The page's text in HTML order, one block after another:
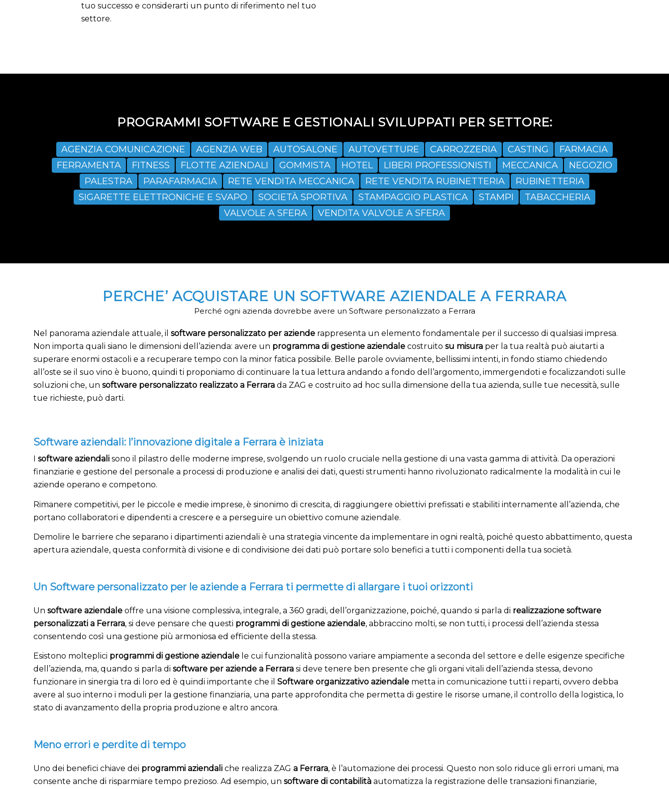
tuo successo e considerarti un punto di riferimento nel tuo
settore.
PROGRAMMI SOFTWARE E GESTIONALI SVILUPPATI PER SETTORE:
AGENZIA COMUNICAZIONE AGENZIA WEB AUTOSALONE AUTOVETTURE CARROZZERIA CASTING
FARMACIA
FERRAMENTA
FITNESS FLOTTE AZIENDALI GOMMISTA HOTEL LIBERI PROFESSIONISTI MECCANICA
NEGOZIO
PALESTRA
PARAFARMACIA RETE VENDITA MECCANICA RETE VENDITA RUBINETTERIA
RUBINETTERIA
SIGARETTE ELETTRONICHE E SVAPO
SOCIETÀ SPORTIVA STAMPAGGIO PLASTICA STAMPI
TABACCHERIA
VALVOLE A SFERA
VENDITA VALVOLE A SFERA
PERCHE’ ACQUISTARE UN SOFTWARE AZIENDALE A FERRARA
Perché ogni azienda dovrebbe avere un Software personalizzato a Ferrara
Nel panorama aziendale attuale, il software personalizzato per aziende rappresenta un elemento fondamentale per il successo di qualsiasi impresa.
Non importa quali siano le dimensioni dell’azienda: avere un programma di gestione aziendale costruito su misura per la tua realtà può aiutarti a
superare enormi ostacoli e a recuperare tempo con la minor fatica possibile. Belle parole ovviamente, bellissimi intenti, in fondo stiamo chiedendo
all’oste se il suo vino è buono, quindi ti proponiamo di continuare la tua lettura andando a fondo dell’argomento, immergendoti e focalizzandoti sulle
soluzioni che, un software personalizzato realizzato a Ferrara da ZAG e costruito ad hoc sulla dimensione della tua azienda, sulle tue necessità, sulle
tue richieste, può darti.
Software aziendali: l’innovazione digitale a Ferrara è iniziata
I software aziendali sono il pilastro delle moderne imprese, svolgendo un ruolo cruciale nella gestione di una vasta gamma di attività. Da operazioni
finanziarie e gestione del personale a processi di produzione e analisi dei dati, questi strumenti hanno rivoluzionato radicalmente la modalità in cui le
aziende operano e competono.
Rimanere competitivi, per le piccole e medie imprese, è sinonimo di crescita, di raggiungere obiettivi prefissati e stabiliti internamente all’azienda, che
portano collaboratori e dipendenti a crescere e a perseguire un obiettivo comune aziendale.
Demolire le barriere che separano i dipartimenti aziendali è una strategia vincente da implementare in ogni realtà, poiché questo abbattimento, questa
apertura aziendale, questa conformità di visione e di condivisione dei dati può portare solo benefici a tutti i componenti della tua società.
Un Software personalizzato per le aziende a Ferrara ti permette di allargare i tuoi orizzonti
Un software aziendale offre una visione complessiva, integrale, a 360 gradi, dell’organizzazione, poiché, quando si parla di realizzazione software
personalizzati a Ferrara, si deve pensare che questi programmi di gestione aziendale, abbraccino molti, se non tutti, i processi dell’azienda stessa
consentendo così una gestione più armoniosa ed efficiente della stessa.
Esistono molteplici programmi di gestione aziendale le cui funzionalità possono variare ampiamente a seconda del settore e delle esigenze specifiche
dell’azienda, ma, quando si parla di software per aziende a Ferrara si deve tenere ben presente che gli organi vitali dell’azienda stessa, devono
funzionare in sinergia tra di loro ed è quindi importante che il Software organizzativo aziendale metta in comunicazione tutti i reparti, ovvero debba
avere al suo interno i moduli per la gestione finanziaria, una parte approfondita che permetta di gestire le risorse umane, il controllo della logistica, lo
stato di avanzamento della propria produzione e altro ancora.
Meno errori e perdite di tempo
Uno dei benefici chiave dei programmi aziendali che realizza ZAG a Ferrara, è l’automazione dei processi. Questo non solo riduce gli errori umani, ma
consente anche di risparmiare tempo prezioso. Ad esempio, un software di contabilità automatizza la registrazione delle transazioni finanziarie,